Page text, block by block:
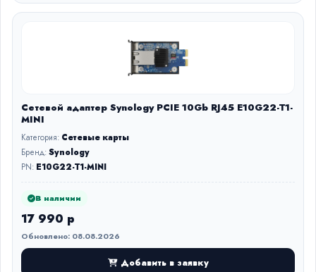
Сетевой адаптер Synology PCIE 10Gb RJ45 E10G22-T1-
MINI
Категория: Сетевые карты
Бренд:Synology
PN: E10G22-T1-MINI
В наличии
17 990 р
Обновлено: 08.08.2026
Добавить в заявку